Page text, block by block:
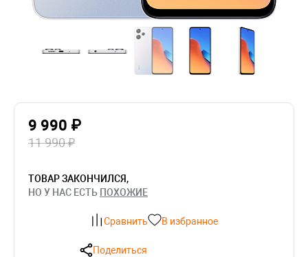
9 990 ₽
11 990 ₽
ТОВАР ЗАКОНЧИЛСЯ,
НО У НАС ЕСТЬ ПОХОЖИЕ
Сравнить В избранное
Поделиться